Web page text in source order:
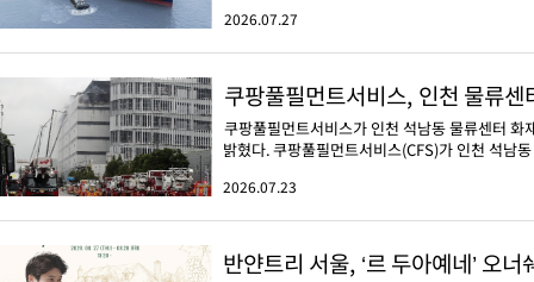
2026.07.27
쿠팡풀필먼트서비스, 인천 물류센
쿠팡풀필먼트서비스가 인천 석남동 물류센터
밝혔다. 쿠팡풀필먼트서비스(CFS)가 인천 석남
2026.07.23
반얀트리 서울, ‘르 두아예네’ 오